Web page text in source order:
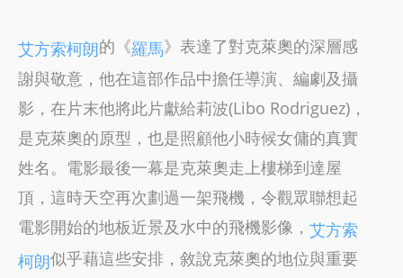
艾方索柯朗的《羅馬》表達了對克萊奧的深層感
謝與敬意，他在這部作品中擔任導演、編劇及攝
影，在片末他將此片獻給莉波(Libo Rodriguez)，
是克萊奧的原型，也是照顧他小時候女傭的真實
姓名。電影最後一幕是克萊奧走上樓梯到達屋
頂，這時天空再次劃過一架飛機，令觀眾聯想起
電影開始的地板近景及水中的飛機影像， 艾方索
柯朗似乎藉這些安排，敘說克萊奧的地位與重要